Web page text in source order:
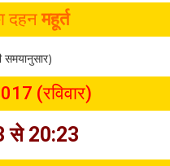
दहनमहूर्त
समयानुसार)
(रविवार)
से 20:23